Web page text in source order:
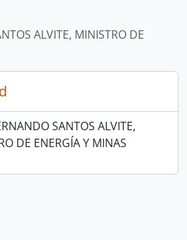
ALVITE, MINISTRO DE
SANTOS ALVITE,
DE ENERGÍA Y MINAS